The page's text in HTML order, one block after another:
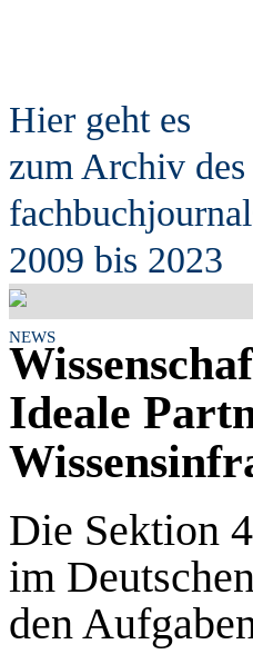
Hier geht es
zum Archiv des
fachb
2009 bis 2023
NEWS
Ideale
Die Sektion
im
den